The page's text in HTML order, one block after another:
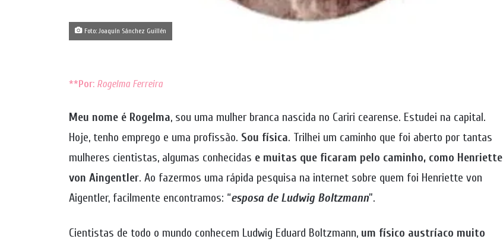
Foto: Joaquín Sánchez Guillén
**Por: Rogelma Ferreira
Meu nome é Rogelma, sou uma mulher branca nascida no Cariri cearense. Estudei na capital.
Hoje, tenho emprego e uma profissão. Sou física. Trilhei um caminho que foi aberto por tantas
mulheres cientistas, algumas conhecidas e muitas que ficaram pelo caminho, como Henriette
von Aingentler. Ao fazermos uma rápida pesquisa na internet sobre quem foi Henriette von
Aigentler, facilmente encontramos: “esposa de Ludwig Boltzmann”.
Cientistas de todo o mundo conhecem Ludwig Eduard Boltzmann, um físico austríaco muito